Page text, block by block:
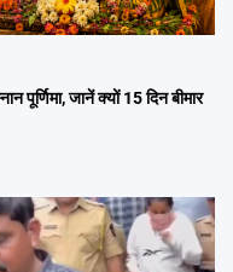
जानें क्यों 15 दिन बीमार